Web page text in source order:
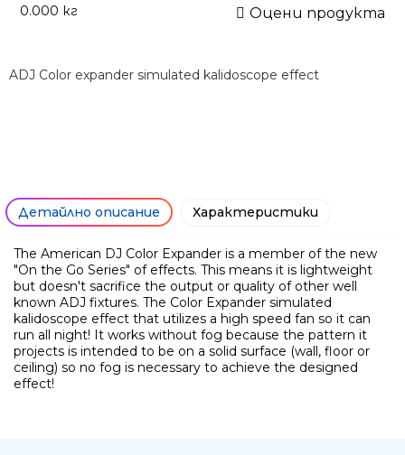
0.000 кг Оцени продукта
ADJ Color expander simulated kalidoscope effect
Детайлно описание Характеристики
The American DJ Color Expander is a member of the new
"On the Go Series" of effects. This means it is lightweight
but doesn't sacrifice the output or quality of other well
known ADJ fixtures. The Color Expander simulated
kalidoscope effect that utilizes a high speed fan so it can
run all night! It works without fog because the pattern it
projects is intended to be on a solid surface (wall, floor or
ceiling) so no fog is necessary to achieve the designed
effect!